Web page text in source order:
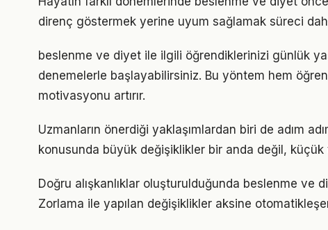
direnç göstermek yerine uyum sağlamak süreci
beslenme ve diyet ile ilgili öğrendiklerinizi günlük
denemelerle başlayabilirsiniz. Bu yöntem hem
motivasyonu artırır.
Uzmanların önerdiği yaklaşımlardan biri de adım
konusunda büyük değişiklikler bir anda değil, küçük
Doğru alışkanlıklar oluşturulduğunda beslenme ve
Zorlama ile yapılan değişiklikler aksine